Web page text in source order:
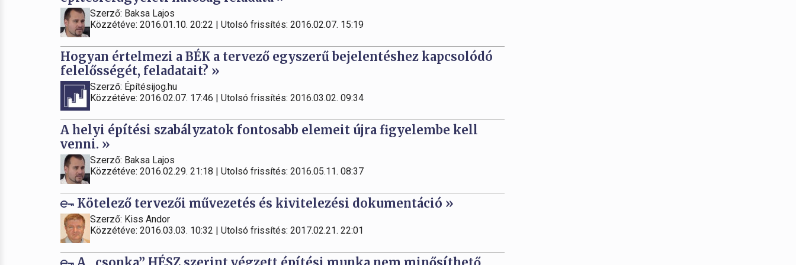
Szerző: Baksa Lajos
Közzétéve: 2016.01.10. 20:22 | Utolsó frissítés: 2016.02.07. 15:19
Hogyan értelmezi a BÉK a tervező egyszerű bejelentéshez kapcsolódó
felelősségét, feladatait? »
Szerző: Építésijog.hu
Közzétéve: 2016.02.07. 17:46 | Utolsó frissítés: 2016.03.02. 09:34
A helyi építési szabályzatok fontosabb elemeit újra figyelembe kell
venni. »
Szerző: Baksa Lajos
Közzétéve: 2016.02.29. 21:18 | Utolsó frissítés: 2016.05.11. 08:37
Kötelező tervezői művezetés és kivitelezési dokumentáció »
Szerző: Kiss Andor
Közzétéve: 2016.03.03. 10:32 | Utolsó frissítés: 2017.02.21. 22:01